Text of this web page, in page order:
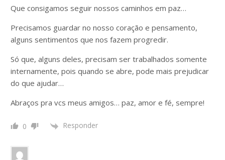
Que consigamos seguir nossos caminhos em paz…
Precisamos guardar no nosso coração e pensamento,
alguns sentimentos que nos fazem progredir.
Só que, alguns deles, precisam ser trabalhados somente
internamente, pois quando se abre, pode mais prejudicar
do que ajudar…
Abraços pra vcs meus amigos… paz, amor e fé, sempre!
0 Responder